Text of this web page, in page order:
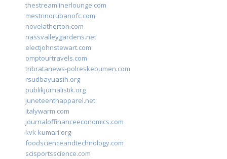
thestreamlinerlounge.com
mestrinorubanofc.com
novelatherton.com
nassvalleygardens.net
electjohnstewart.com
omptourtravels.com
tribratanews-polreskebumen.com
rsudbayuasih.org
publikjurnalistik.org
juneteenthapparel.net
italywarm.com
journaloffinanceeconomics.com
kvk-kumari.org
foodscienceandtechnology.com
scisportsscience.com